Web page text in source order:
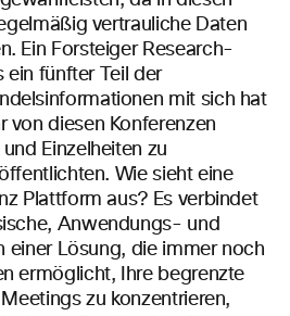
vertrauliche Daten
Ein Forsteiger Research-
ein fünfter Teil der
mit sich hat
von diesen Konferenzen
Einzelheiten zu
Wie sieht eine
Plattform aus? Es verbindet
Anwendungs- und
einer Lösung, die immer noch
ermöglicht, Ihre begrenzte
zu konzentrieren,